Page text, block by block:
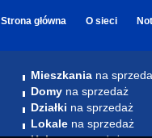
Strona główna O sieci
Mieszkania na
Domy na sprzedaż
Działki na sprzedaż
Lokale na sprzedaż